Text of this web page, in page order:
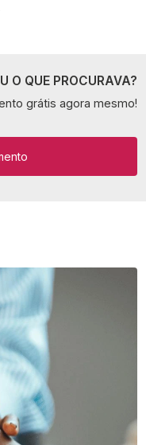
O QUE PROCURAVA?
grátis agora mesmo!